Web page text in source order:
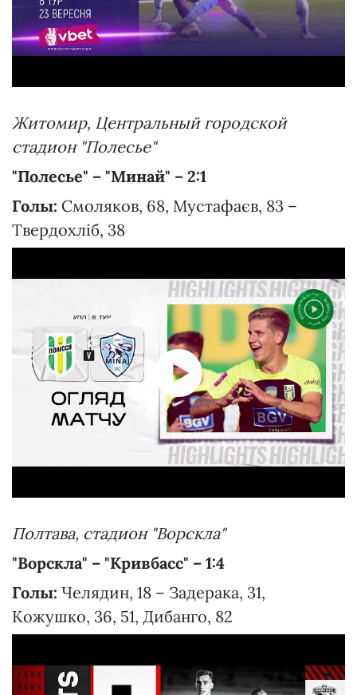
Житомир, Центральный городской
стадион "Полесье"
"Полесье" – "Минай" – 2:1
Голы: Смоляков, 68, Мустафаєв, 83 –
Твердохліб, 38
Полтава, стадион "Ворскла"
"Ворскла" – "Кривбасс" – 1:4
Голы: Челядин, 18 – Задерака, 31,
Кожушко, 36, 51, Дибанго, 82